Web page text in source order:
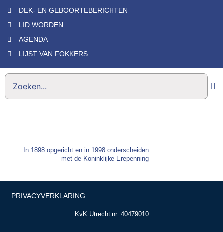
DEK- EN GEBOORTEBERICHTEN
LID WORDEN
AGENDA
LIJST VAN FOKKERS
In 1898 opgericht en in 1998 onderscheiden
met de Koninklijke Erepenning
PRIVACYVERKLARING
KvK Utrecht nr. 40479010